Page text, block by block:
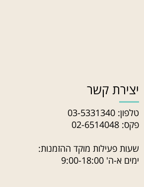
יצירת קשר
טלפון: 03-5331340
פקס: 02-6514048
שעות פעילות מוקד ההזמנות:
ימים א-ה' 9:00-18:00